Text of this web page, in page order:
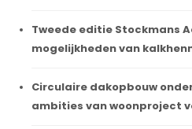
Tweede editie Stockmans
mogelijkheden van
Circulaire dakopbouw
ambities van woonproject